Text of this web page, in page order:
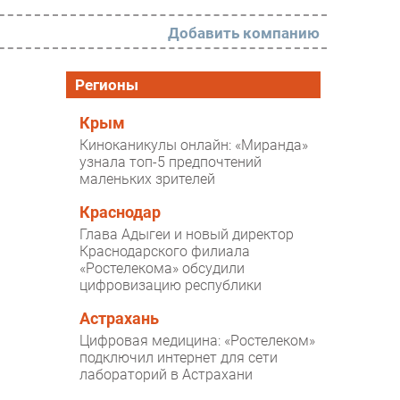
РАЗДЕЛЫ
Новости
Аналитика
Интервью
Мероприятия
Проекты
IT класс
Каталог компаний
Добавить компанию
Регионы
Крым
Киноканикулы онлайн: «Миранда»
узнала топ-5 предпочтений
маленьких зрителей
Краснодар
Глава Адыгеи и новый директор
Краснодарского филиала
«Ростелекома» обсудили
цифровизацию республики
Астрахань
Цифровая медицина: «Ростелеком»
подключил интернет для сети
лабораторий в Астрахани